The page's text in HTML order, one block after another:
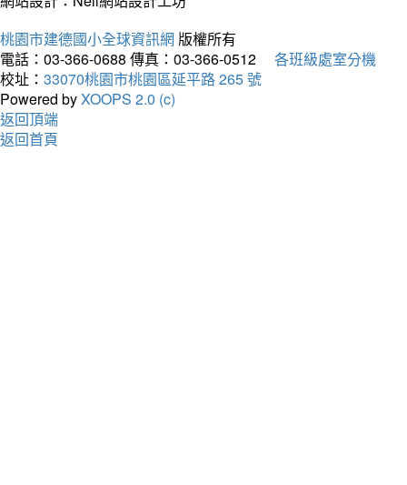
桃園市建德國小全球資訊網 版權所有
電話：03-366-0688 傳真：03-366-0512
各班級處室分機
校址： 33070桃園市桃園區延平路 265 號
Powered byXOOPS 2.0 (c)
返回頂端
返回首頁